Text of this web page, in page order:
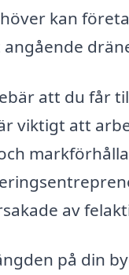
kan
att du får
viktigt att
av
på din